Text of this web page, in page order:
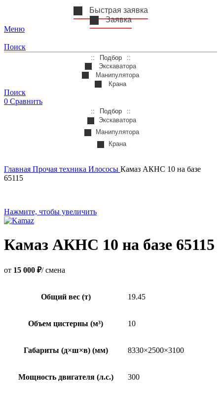
Быстрая заявка
Заявка
Меню
Поиск
Подбор
Экскаватора
Манипулятора
Крана
Поиск
0 Сравнить
Подбор
Экскаватора
Манипулятора
Крана
Главная Прочая техника Илососы Камаз АКНС 10 на базе
65115
Нажмите, чтобы увеличить
Камаз АКНС 10 на базе 65115
от 15 000 ₽/ смена
Общий вес (т) 19.45
Объем цистерны (м³) 10
Габариты (д×ш×в) (мм) 8330×2500×3100
Мощность двигателя (л.с.) 300